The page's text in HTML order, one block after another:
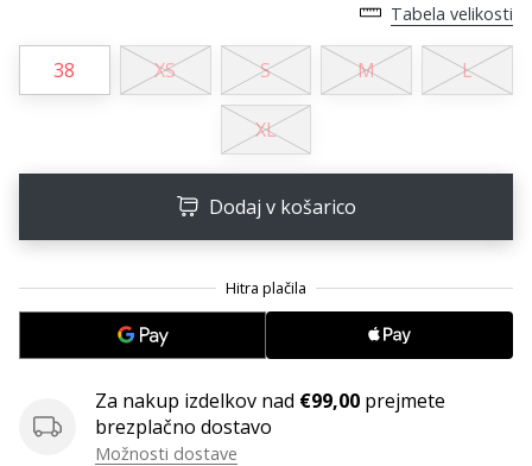
Tabela velikosti
38 XS S M L
XL
Dodaj v košarico
Za nakup izdelkov nad €99,00 prejmete
brezplačno dostavo
Možnosti dostave